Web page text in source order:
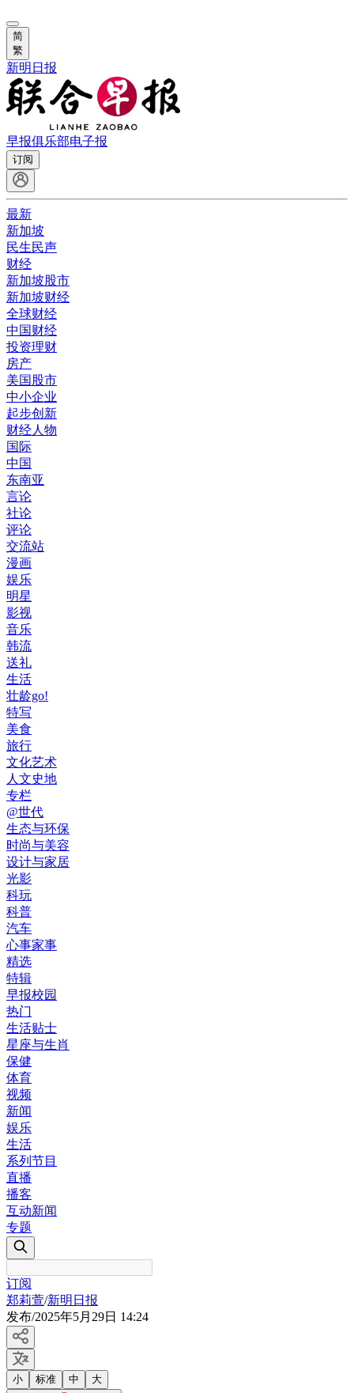
简
繁
新明日报
早报俱乐部电子报
订阅
最新
新加坡
民生民声
财经
新加坡股市
新加坡财经
全球财经
中国财经
投资理财
房产
美国股市
中小企业
起步创新
财经人物
国际
中国
东南亚
言论
社论
评论
交流站
漫画
娱乐
明星
影视
音乐
韩流
送礼
生活
壮龄go!
特写
美食
旅行
文化艺术
人文史地
专栏
@世代
生态与环保
时尚与美容
设计与家居
光影
科玩
科普
汽车
心事家事
精选
特辑
早报校园
热门
生活贴士
星座与生肖
保健
体育
视频
新闻
娱乐
生活
系列节目
直播
播客
互动新闻
专题
订阅
郑莉萱/新明日报
发布/2025年5月29日 14:24
小 标准 中 大